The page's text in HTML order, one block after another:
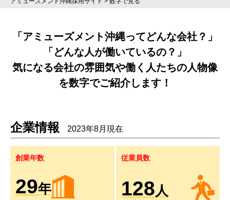
「アミューズメント沖縄ってどんな会社？」
「どんな人が働いているの？」
気になる会社の雰囲気や働く人たちの人物像
を数字でご紹介します！
企業情報 2023年8月現在
創業年数
35年
従業員数
156人